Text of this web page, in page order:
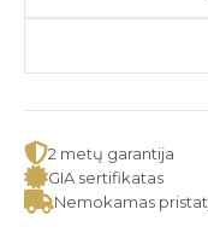
2 metų garantija
GIA sertifikatas
Nemokamas